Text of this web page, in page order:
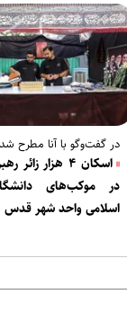
در گفت‌‌وگو با آنا مطرح شد
اسکان ۴ هزار
در موکب‌های
اسلامی واحد شهر قدس